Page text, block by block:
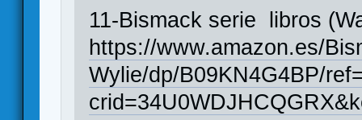
11-Bismack serie libros
https://www.amazon.es/
Wylie/dp/B09KN4G4BP/